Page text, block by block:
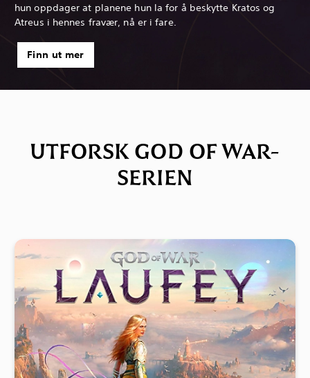
hun oppdager at planene hun la for å beskytte Kratos og
Atreus i hennes fravær, nå er i fare.
Finn ut mer
UTFORSK GOD OF WAR-
SERIEN